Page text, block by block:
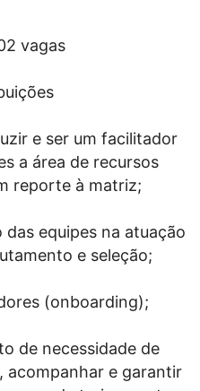
vagas
e ser um facilitador
a área de recursos
reporte à matriz;
equipes na atuação
e seleção;
(onboarding);
de necessidade de
acompanhar e garantir